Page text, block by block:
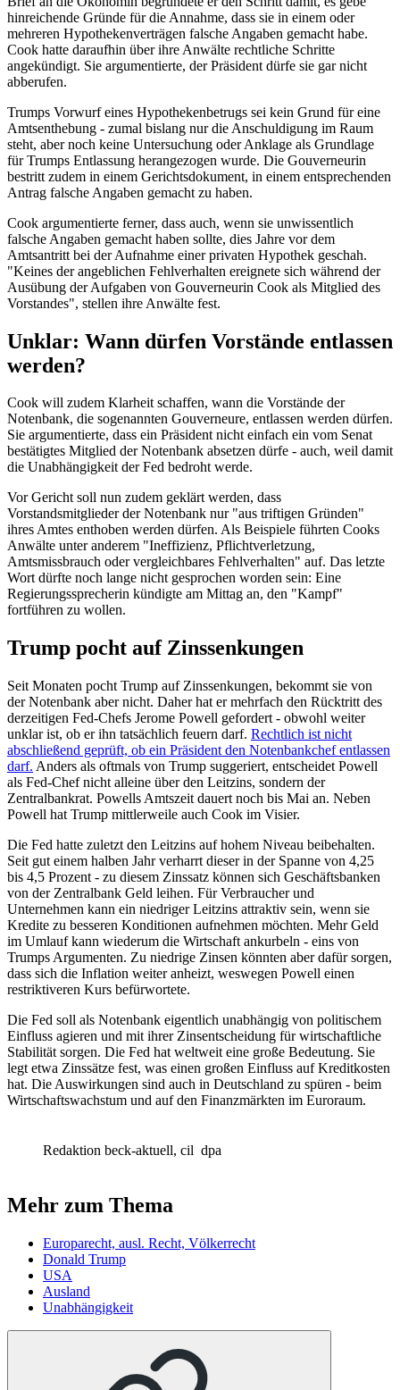
hinreichende Gründe für die Annahme, dass sie in einem oder
mehreren Hypothekenverträgen falsche Angaben gemacht habe.
Cook hatte daraufhin über ihre Anwälte rechtliche Schritte
angekündigt. Sie argumentierte, der Präsident dürfe sie gar nicht
abberufen.
Trumps Vorwurf eines Hypothekenbetrugs sei kein Grund für eine
Amtsenthebung - zumal bislang nur die Anschuldigung im Raum
steht, aber noch keine Untersuchung oder Anklage als Grundlage
für Trumps Entlassung herangezogen wurde. Die Gouverneurin
bestritt zudem in einem Gerichtsdokument, in einem entsprechenden
Antrag falsche Angaben gemacht zu haben.
Cook argumentierte ferner, dass auch, wenn sie unwissentlich
falsche Angaben gemacht haben sollte, dies Jahre vor dem
Amtsantritt bei der Aufnahme einer privaten Hypothek geschah.
"Keines der angeblichen Fehlverhalten ereignete sich während der
Ausübung der Aufgaben von Gouverneurin Cook als Mitglied des
Vorstandes", stellen ihre Anwälte fest.
Unklar: Wann dürfen Vorstände entlassen
werden?
Cook will zudem Klarheit schaffen, wann die Vorstände der
Notenbank, die sogenannten Gouverneure, entlassen werden dürfen.
Sie argumentierte, dass ein Präsident nicht einfach ein vom Senat
bestätigtes Mitglied der Notenbank absetzen dürfe - auch, weil damit
die Unabhängigkeit der Fed bedroht werde.
Vor Gericht soll nun zudem geklärt werden, dass
Vorstandsmitglieder der Notenbank nur "aus triftigen Gründen"
ihres Amtes enthoben werden dürfen. Als Beispiele führten Cooks
Anwälte unter anderem "Ineffizienz, Pflichtverletzung,
Amtsmissbrauch oder vergleichbares Fehlverhalten" auf. Das letzte
Wort dürfte noch lange nicht gesprochen worden sein: Eine
Regierungssprecherin kündigte am Mittag an, den "Kampf"
fortführen zu wollen.
Trump pocht auf Zinssenkungen
Seit Monaten pocht Trump auf Zinssenkungen, bekommt sie von
der Notenbank aber nicht. Daher hat er mehrfach den Rücktritt des
derzeitigen Fed-Chefs Jerome Powell gefordert - obwohl weiter
unklar ist, ob er ihn tatsächlich feuern darf. Rechtlich ist nicht
abschließend geprüft, ob ein Präsident den Notenbankchef entlassen
darf. Anders als oftmals von Trump suggeriert, entscheidet Powell
als Fed-Chef nicht alleine über den Leitzins, sondern der
Zentralbankrat. Powells Amtszeit dauert noch bis Mai an. Neben
Powell hat Trump mittlerweile auch Cook im Visier.
Die Fed hatte zuletzt den Leitzins auf hohem Niveau beibehalten.
Seit gut einem halben Jahr verharrt dieser in der Spanne von 4,25
bis 4,5 Prozent - zu diesem Zinssatz können sich Geschäftsbanken
von der Zentralbank Geld leihen. Für Verbraucher und
Unternehmen kann ein niedriger Leitzins attraktiv sein, wenn sie
Kredite zu besseren Konditionen aufnehmen möchten. Mehr Geld
im Umlauf kann wiederum die Wirtschaft ankurbeln - eins von
Trumps Argumenten. Zu niedrige Zinsen könnten aber dafür sorgen,
dass sich die Inflation weiter anheizt, weswegen Powell einen
restriktiveren Kurs befürwortete.
Die Fed soll als Notenbank eigentlich unabhängig von politischem
Einfluss agieren und mit ihrer Zinsentscheidung für wirtschaftliche
Stabilität sorgen. Die Fed hat weltweit eine große Bedeutung. Sie
legt etwa Zinssätze fest, was einen großen Einfluss auf Kreditkosten
hat. Die Auswirkungen sind auch in Deutschland zu spüren - beim
Wirtschaftswachstum und auf den Finanzmärkten im Euroraum.
Redaktion beck-aktuell, cil dpa
Mehr zum Thema
Europarecht, ausl. Recht, Völkerrecht
Donald Trump
USA
Ausland
Unabhängigkeit